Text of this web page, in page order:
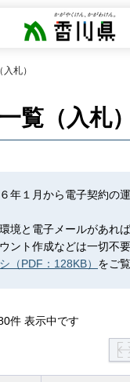
香川県
札）
覧（入札）
年１月から電子契約の
境と電子メールがあれ
ント作成などは一切不要
（PDF：128KB） をご
件 表示中です